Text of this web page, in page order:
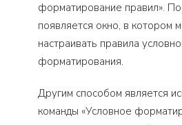
форматирование правил».
появляется окно, в котором
настраивать правила
форматирования.
Другим способом является
команды «Условное